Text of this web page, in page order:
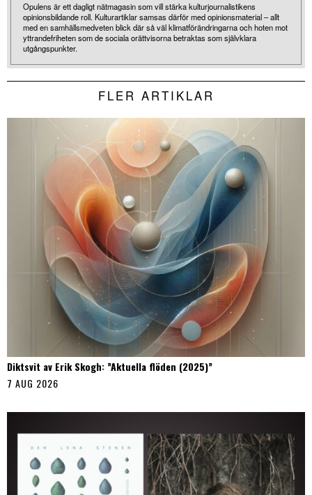
Opulens är ett dagligt nätmagasin som vill stärka kulturjournalistikens
opinionsbildande roll. Kulturartiklar samsas därför med opinionsmaterial – allt
med en samhällsmedveten blick där så väl klimatförändringarna och hoten mot
yttrandefriheten som de sociala orättvisorna betraktas som självklara
utgångspunkter.
FLER ARTIKLAR
Diktsvit av Erik Skogh: ”Aktuella flöden (2025)”
7 AUG 2026